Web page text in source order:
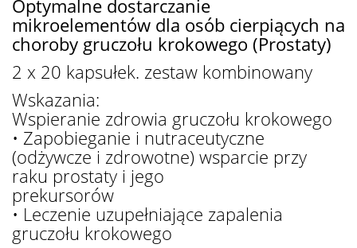
Optymalne dostarczanie
mikroelementów dla osób cierpiących na
choroby gruczołu krokowego (Prostaty)
2 x 20 kapsułek. zestaw kombinowany
Wskazania:
Wspieranie zdrowia gruczołu krokowego
• Zapobieganie i nutraceutyczne
(odżywcze i zdrowotne) wsparcie przy
raku prostaty i jego
prekursorów
• Leczenie uzupełniające zapalenia
gruczołu krokowego